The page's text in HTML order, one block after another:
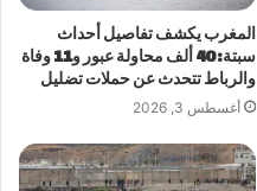
المغرب يكشف تفاصيل أحداث
سبتة: 40 ألف محاولة عبور و11 وفاة
والرباط تتحدث عن حملات تضليل
أغسطس 3, 2026